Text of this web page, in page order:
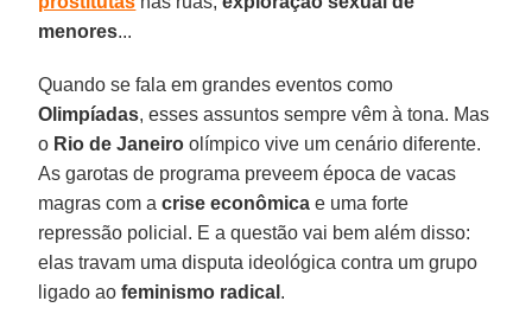
menores...
Quando se fala em grandes eventos como
Olimpíadas, esses assuntos sempre vêm à tona. Mas
o Rio de Janeiro olímpico vive um cenário diferente.
As garotas de programa preveem época de vacas
magras com acrise econômica e uma forte
repressão policial. E a questão vai bem além disso:
elas travam uma disputa ideológica contra um grupo
ligado aofeminismo radical .